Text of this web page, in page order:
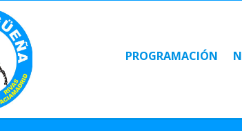
PROGRAMACIÓN
PROGRAMACIÓN